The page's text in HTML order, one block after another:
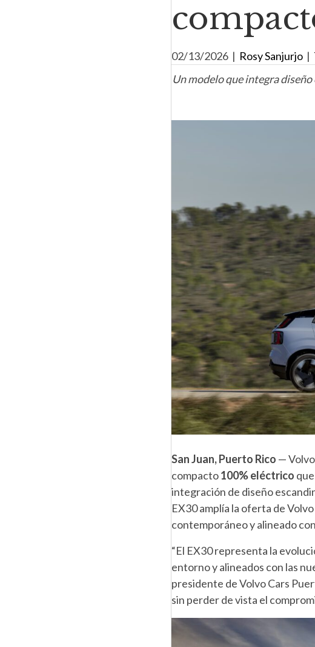
02/13/2026 | Rosy Sanjurjo |
Un modelo que integra
San Juan, Puerto Rico —
compacto100% eléctrico
integración de diseño
EX30 amplía la oferta de
contemporáneo y alineado
“El EX30 representa la
entorno y alineados con las
presidente de Volvo Cars
sin perder de vista el